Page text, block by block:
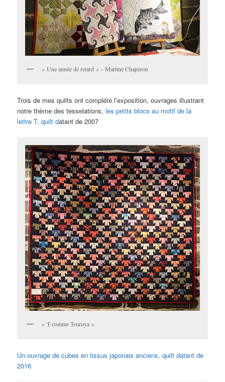
« Une année de retard » – Martine Chaperon
Trois de mes quilts ont complété l’exposition, ouvrages illustrant
notre thème des tesselations,les petits blocs au motif de la
lettre T, quilt datant de 2007
« T comme Tsuruya »
Un ouvrage de cubes en tissus japonais anciens, quilt datant de
2016